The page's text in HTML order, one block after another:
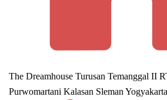
The Dreamhouse Turusan Temanggal II
Purwomartani Kalasan Sleman